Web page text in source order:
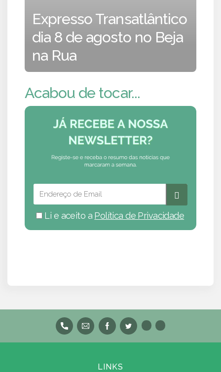
Expresso Transatlântico
dia 8 de agosto no Beja
na Rua
Acabou de tocar...
Li e aceito a Política de Privacidade
LINKS